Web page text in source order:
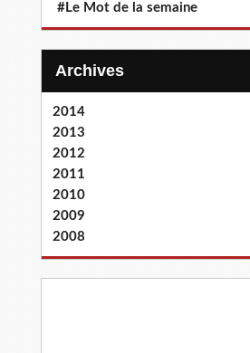
#Le Mot de la semaine
Archives
2014
2013
2012
2011
2010
2009
2008